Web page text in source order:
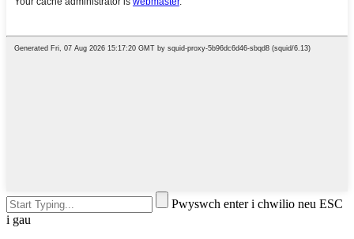
Pwyswch enter i chwilio neu ESC
i gau